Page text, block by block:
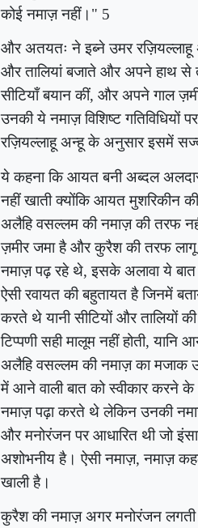
कोई नमाज़ नहीं।" 5
और अतयतः ने इब्ने उमर रज़ियल्लाहू
और तालियां बजाते और अपने हाथ से
सीटियाँ बयान कीं, और अपने गाल
उनकी ये नमाज़ विशिष्ट
रज़ियल्लाहू अन्हू के अनुसार इसमें
ये कहना कि आयत बनी अब्दल
नहीं खाती क्योंकि आयत मुशरिकीन
अलैहि वसल्लम की नमाज़ की तरफ
ज़मीर जमा है और कुरैश की तरफ लागू
नमाज़ पढ़ रहे थे,इसके अलावा ये
ऐसी रवायत की बहुतायत है जिनमें
करते थे यानी सीटियों और तालियों
टिप्पणी सही मालूम नहीं होती,यानि
अलैहि वसल्लम की नमाज़ का मजाक
में आने वाली बात को स्वीकार करने
नमाज़ पढ़ा करते थे लेकिन उनकी
और मनोरंजन पर आधारित थी जो
अशोभनीय है। ऐसी नमाज़, नमाज़
खाली है।
कुरैश की नमाज़ अगर मनोरंजन लगती